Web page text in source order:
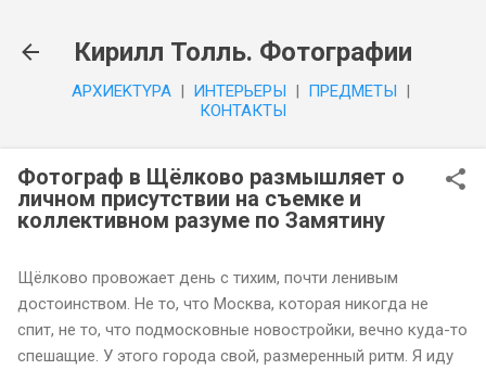
Кирилл Толль. Фотографии
APXИEKTYPA | ИHTEPЬEPЫ | ПPEДMETЫ |
КОНТАКТЫ
Фотограф в Щёлково размышляет о
личном присутствии на съемке и
коллективном разуме по Замятину
Щёлково провожает день с тихим, почти ленивым
достоинством. Не то, что Москва, которая никогда не
спит, не то, что подмосковные новостройки, вечно куда-то
спешащие. У этого города свой, размеренный ритм. Я иду